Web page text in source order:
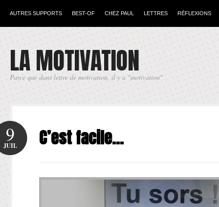
AUTRES SUPPORTS BEST-OF CHEZ PAUL LETTRES RÉFLEXIONS
LA MOTIVATION
Parce que dans lettre de motivation, il y a "motivation"
C’est facile…
9
JUIL